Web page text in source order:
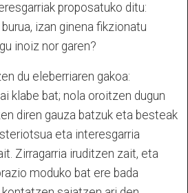
proposatuko ditu:
izan ginena fikzionatu
inoiz nor garen?
du eleberriaren gakoa:
klabe bat; nola oroitzen dugun
diren gauza batzuk eta besteak
eta interesgarria
Zirragarria iruditzen zait, eta
moduko bat ere bada